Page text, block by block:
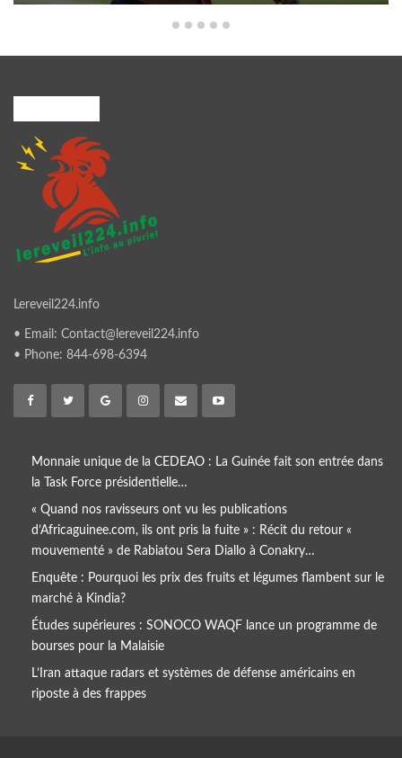
Lereveil224.info
• Email: Contact@lereveil224.info
• Phone: 844-698-6394
Monnaie unique de la CEDEAO : La Guinée fait son entrée dans
la Task Force présidentielle…
« Quand nos ravisseurs ont vu les publications
d’Africaguinee.com, ils ont pris la fuite » : Récit du retour «
mouvementé » de Rabiatou Sera Diallo à Conakry…
Enquête : Pourquoi les prix des fruits et légumes flambent sur le
marché à Kindia?
Études supérieures : SONOCO WAQF lance un programme de
bourses pour la Malaisie
L’Iran attaque radars et systèmes de défense américains en
riposte à des frappes